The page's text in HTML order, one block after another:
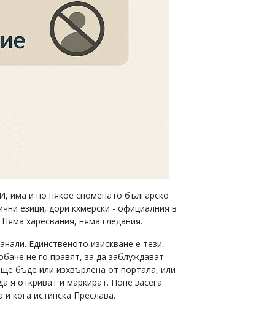
има и по някое споменато българско
езици, дори кхмерски - официалния в
харесвания, няма гледания.
Единственото изискване е тези,
не го правят, за да заблуждават
бъде или изхвърлена от портала, или
я откриват и маркират. Поне засега
кога истинска Преслава.